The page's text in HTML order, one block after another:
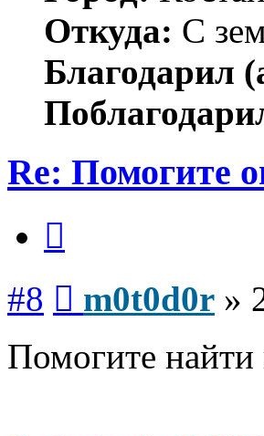
Откуда: С
Благодарил
Re: Помогите
#8 m0t0d0r »
Помогите найти